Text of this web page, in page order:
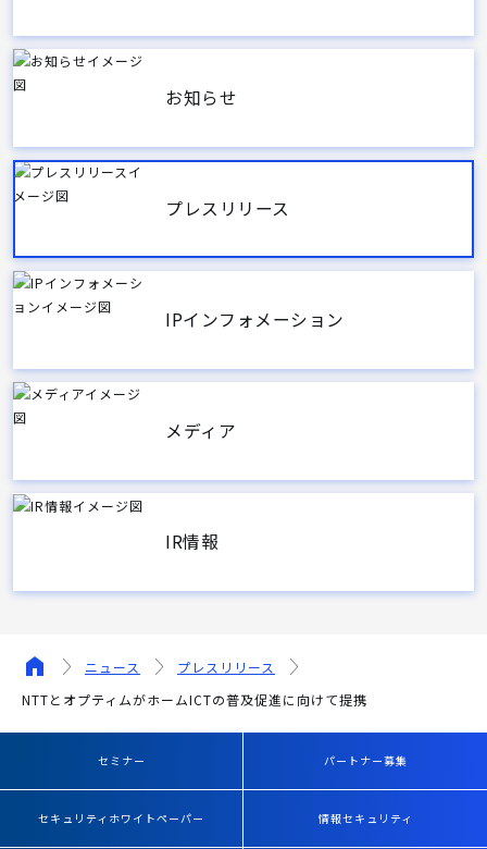
お知らせ
プレスリリース
IPインフォメーション
メディア
IR情報
ニュース
プレスリリース
NTTとオプティムがホームICTの普及促進に向けて提携
セミナー パートナー募集
セキュリティホワイトペーパー 情報セキュリティ